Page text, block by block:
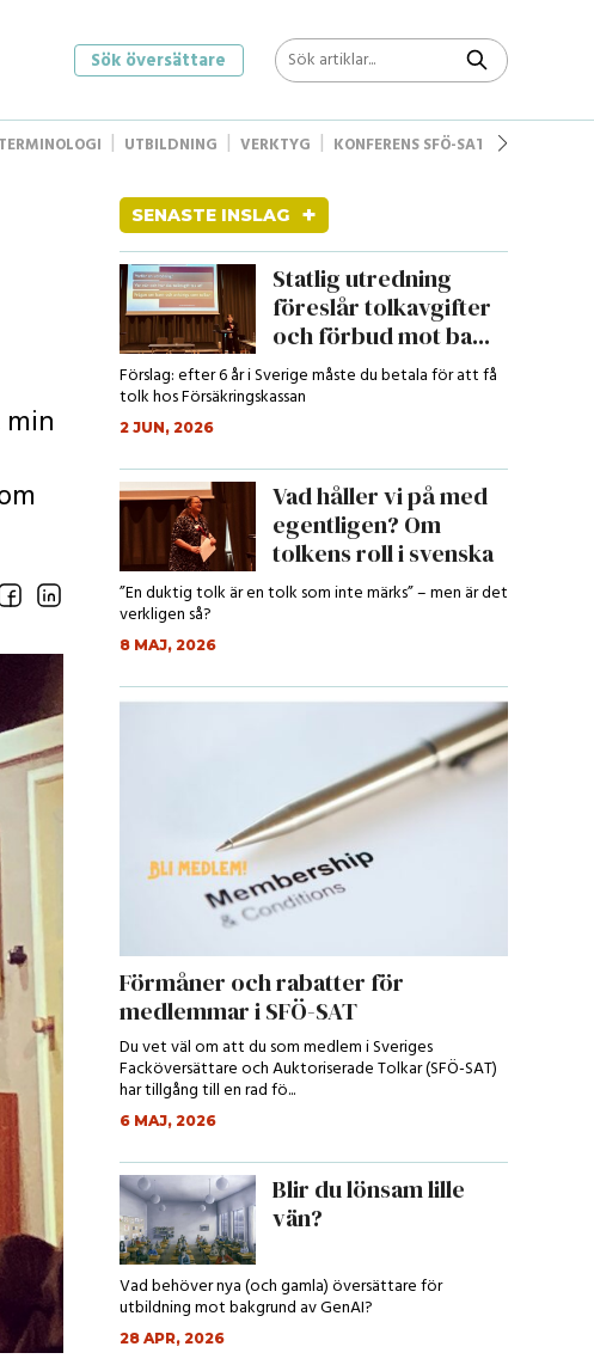
Sök översättare
TERMINOLOGI UTBILDNING VERKTYG KONFERENS SFÖ-SAT
SENASTE INSLAG +
Statlig utredning
föreslår tolkavgifter
och förbud mot ba...
Förslag: efter 6 år i Sverige måste du betala för att få
tolk hos Försäkringskassan
2 JUN, 2026
Vad håller vi på med
egentligen? Om
tolkens roll i svenska
r...
”En duktig tolk är en tolk som inte märks” – men är det
verkligen så?
8 MAJ, 2026
Förmåner och rabatter för
medlemmar i SFÖ-SAT
Du vet väl om att du som medlem i Sveriges
Facköversättare och Auktoriserade Tolkar (SFÖ-SAT)
har tillgång till en rad fö...
6 MAJ, 2026
Blir du lönsam lille
vän?
Vad behöver nya (och gamla) översättare för
utbildning mot bakgrund av GenAI?
28 APR, 2026